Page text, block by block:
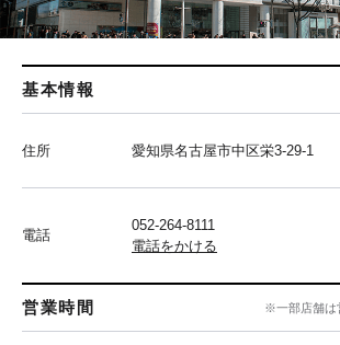
基本情報
住所 愛知県名古屋市中区栄3-29-1
電話
052-264-8111
電話をかける
営業時間 ※一部店舗は